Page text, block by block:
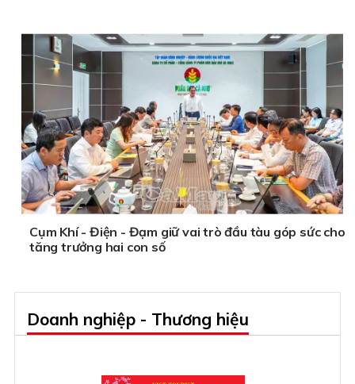
Cụm Khí - Điện - Đạm giữ vai trò đầu tàu góp sức cho
tăng trưởng hai con số
Doanh nghiệp - Thương hiệu